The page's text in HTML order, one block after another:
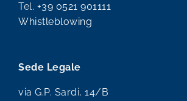
Tel. +39 0521 901111
Whistleblowing
Sede Legale
via G.P. Sardi, 14/B